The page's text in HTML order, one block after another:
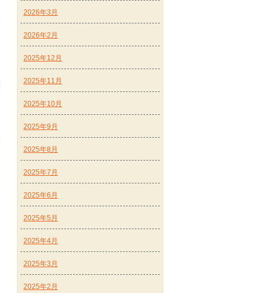
2026年3月
2026年2月
2025年12月
2025年11月
2025年10月
2025年9月
2025年8月
2025年7月
2025年6月
2025年5月
2025年4月
2025年3月
2025年2月